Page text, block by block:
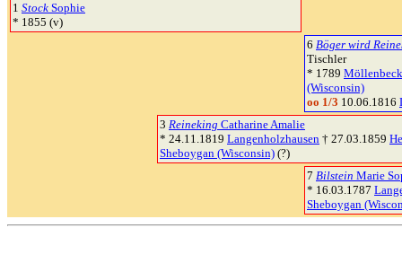
1 Stock Sophie
* 1855 (v)
6 Böger wird
Tischler
* 1789 Möllenbeck
(Wisconsin)
oo 1/3 10.06.1816
3 Reineking Catharine Amalie
* 24.11.1819 Langenholzhausen † 27.03.1859
Sheboygan (Wisconsin) (?)
7 Bilstein Marie
* 16.03.1787
Sheboygan